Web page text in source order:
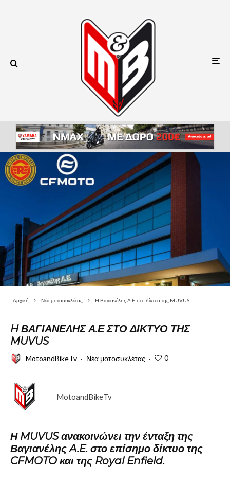
Αρχική Νέα μοτοσυκλέτας H Βαγιανέλης Α.Ε στο δίκτυο της MUVUS
H ΒΑΓΙΑΝΈΛΗΣ Α.Ε ΣΤΟ ΔΊΚΤΥΟ ΤΗΣ
MUVUS
MotoandBikeTv · Νέα μοτοσυκλέτας · 0
MotoandBikeTv
Η MUVUS ανακοινώνει την ένταξη της
Βαγιανέλης A.E. στο επίσημο δίκτυο της
CFMOTO και της Royal Enfield.